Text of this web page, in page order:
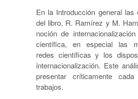
En la Introducción general las
del libro, R. Ramírez y M.
noción de
científica, en especial las
redes científicas y los
internacionalización. Este
presentar críticamente
trabajos.